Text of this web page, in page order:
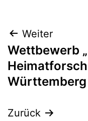
Weiter
Wettbewerb
Württemberg
Zurück